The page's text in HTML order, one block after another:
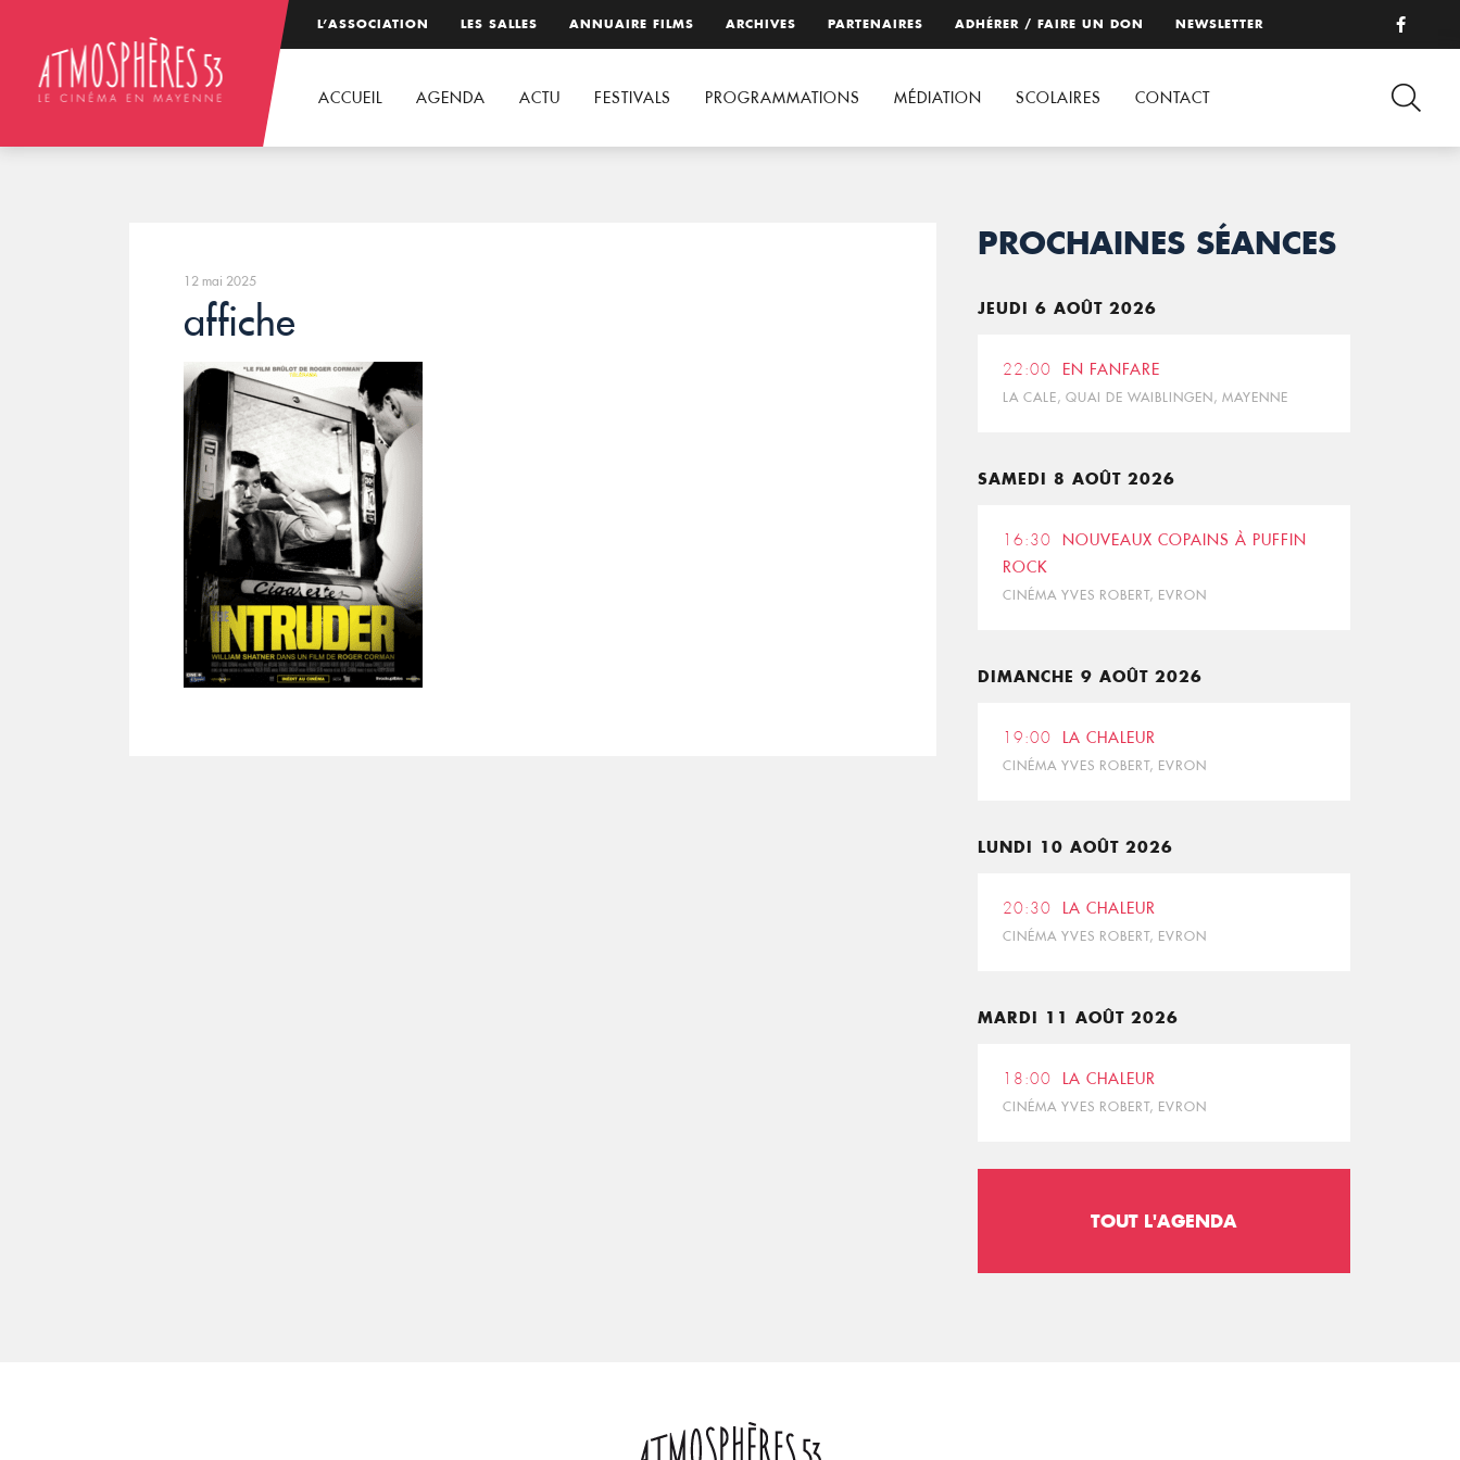
L’ASSOCIATION LES SALLES ANNUAIRE FILMS ARCHIVES PARTENAIRES ADHÉRER / FAIRE UN DON NEWSLETTER
ACCUEIL AGENDA ACTU FESTIVALS PROGRAMMATIONS MÉDIATION SCOLAIRES CONTACT
12 mai 2025
affiche
PROCHAINES SÉANCES
JEUDI 6 AOÛT 2026
22:00 EN FANFARE
LA CALE, QUAI DE WAIBLINGEN, MAYENNE
SAMEDI 8 AOÛT 2026
16:30
NOUVEAUX COPAINS À PUFFIN
ROCK
CINÉMA YVES ROBERT, EVRON
DIMANCHE 9 AOÛT 2026
19:00 LA CHALEUR
CINÉMA YVES ROBERT, EVRON
LUNDI 10 AOÛT 2026
20:30 LA CHALEUR
CINÉMA YVES ROBERT, EVRON
MARDI 11 AOÛT 2026
18:00 LA CHALEUR
CINÉMA YVES ROBERT, EVRON
TOUT L'AGENDA